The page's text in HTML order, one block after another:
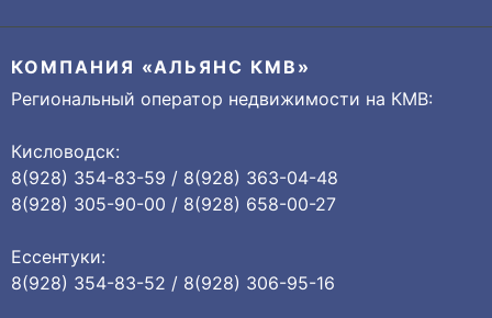
КОМПАНИЯ «АЛЬЯНС КМВ»
Региональный оператор недвижимости на КМВ:
Кисловодск:
8(928) 354-83-59 / 8(928) 363-04-48
8(928) 305-90-00 / 8(928) 658-00-27
Ессентуки:
8(928) 354-83-52 / 8(928) 306-95-16